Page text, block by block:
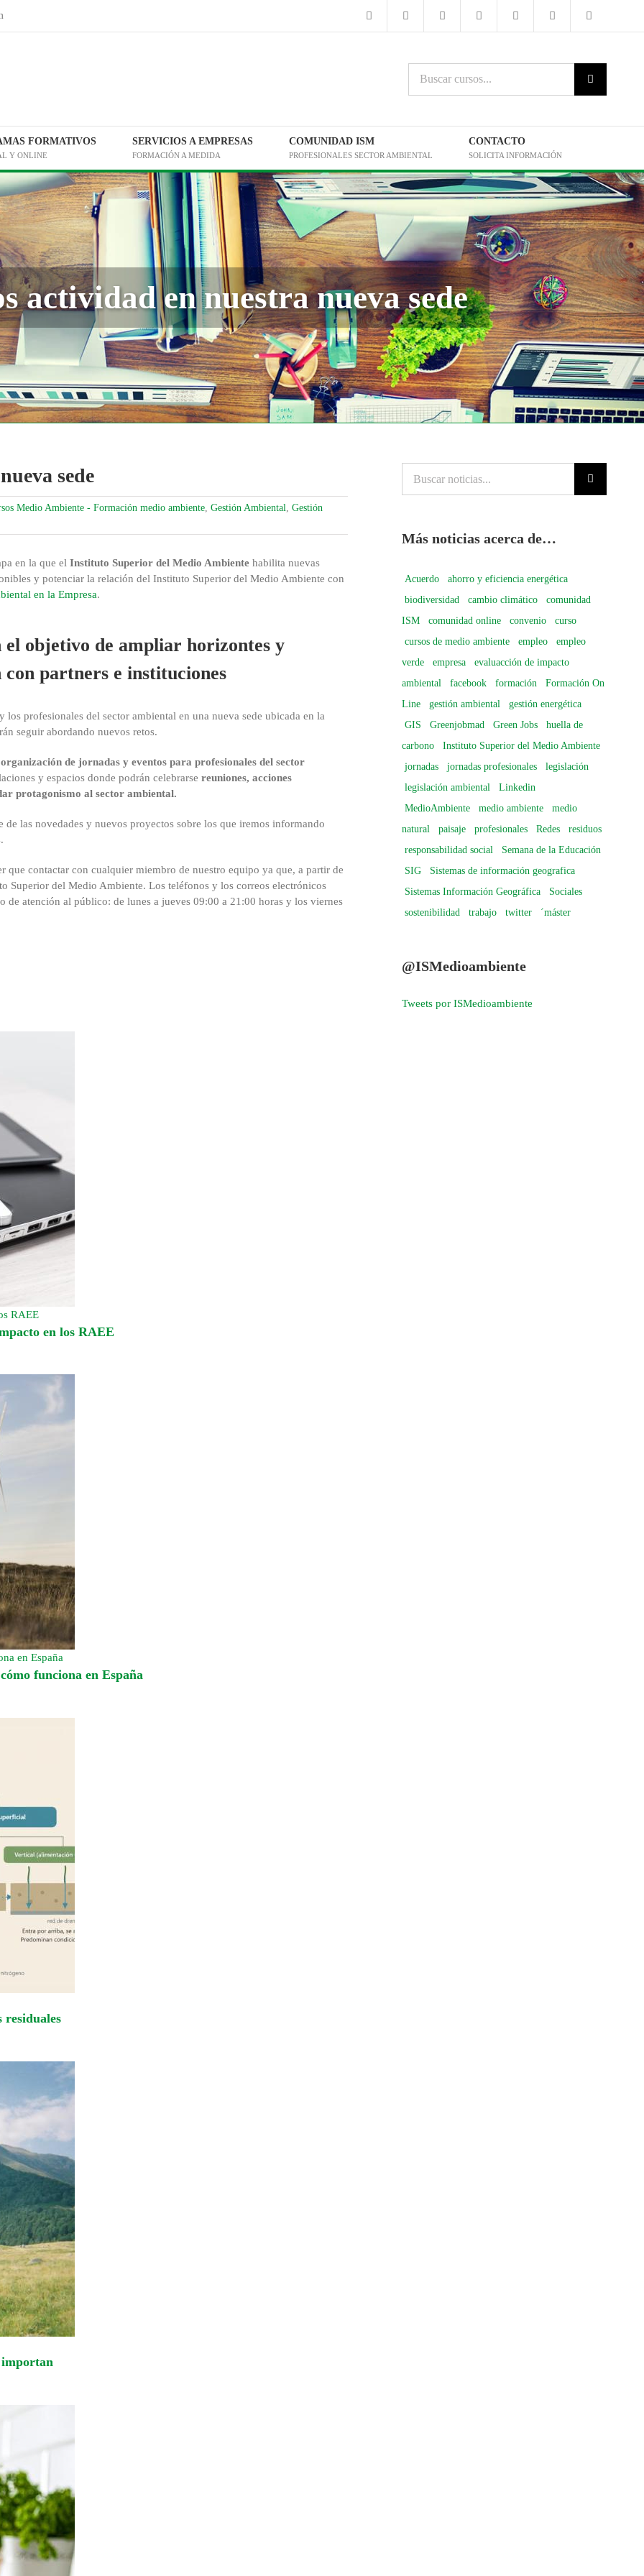
cursos:
FORMATIVOS
Y ONLINE
SERVICIOS A EMPRESAS
FORMACIÓN A MEDIDA
COMUNIDAD ISM
PROFESIONALES SECTOR AMBIENTAL
CONTACTO
SOLICITA INFORMACIÓN
actividad en nuestra nueva sede
sede
Medio Ambiente - Formación medio ambiente, Gestión Ambiental, Gestión
en la que el Instituto Superior del Medio Ambiente habilita nuevas
y potenciar la relación del Instituto Superior del Medio Ambiente con
en la Empresa.
el objetivo de ampliar horizontes y
partners e instituciones
profesionales del sector ambiental en una nueva sede ubicada en la
seguir abordando nuevos retos.
de jornadas y eventos para profesionales del sector
y espacios donde podrán celebrarse reuniones, acciones
protagonismo al sector ambiental.
las novedades y nuevos proyectos sobre los que iremos informando
que contactar con cualquier miembro de nuestro equipo ya que, a partir de
Superior del Medio Ambiente. Los teléfonos y los correos electrónicos
de atención al público: de lunes a jueves 09:00 a 21:00 horas y los viernes
RAEE
en los RAEE
en España
funciona en España
residuales
importan
noticias...
Más noticias acerca de…
Acuerdo
ahorro y eficiencia energética
biodiversidad
cambio climático
comunidad
ISM
comunidad online convenio
curso
cursos de medio ambiente
empleo
empleo
verde
empresa
evaluacción de impacto
ambiental
facebook formación
Formación On
Line
gestión ambiental
gestión energética
GIS
Greenjobmad Green Jobs
huella de
carbono
Instituto Superior del Medio Ambiente
jornadas
jornadas profesionales
legislación
legislación ambiental
Linkedin
MedioAmbiente
medio ambiente
medio
natural
paisaje profesionales Redes
residuos
responsabilidad social
Semana de la Educación
SIG
Sistemas de información geografica
Sistemas Información Geográfica
Sociales
sostenibilidad
trabajo twitter ´máster
@ISMedioambiente
Tweets por ISMedioambiente